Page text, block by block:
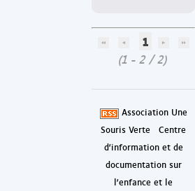
1
(1 - 2 / 2)
Association Une
Souris Verte
Centre
d'information et de
documentation sur
l'enfance et le